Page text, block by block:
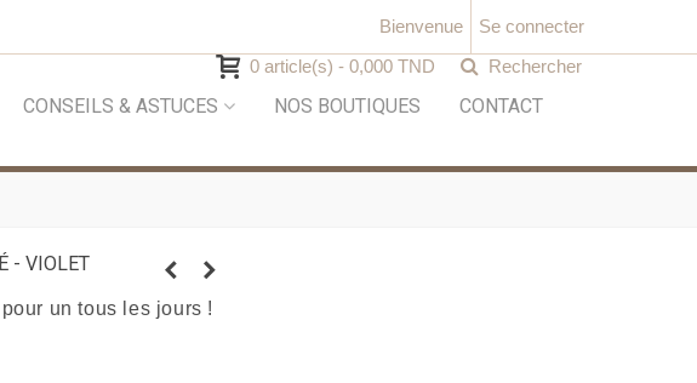
Bienvenue
Se connecter
0 article(s) - 0,000 TND Rechercher
CONSEILS & ASTUCES NOS BOUTIQUES
CONTACT
- VIOLET
un tous les jours !